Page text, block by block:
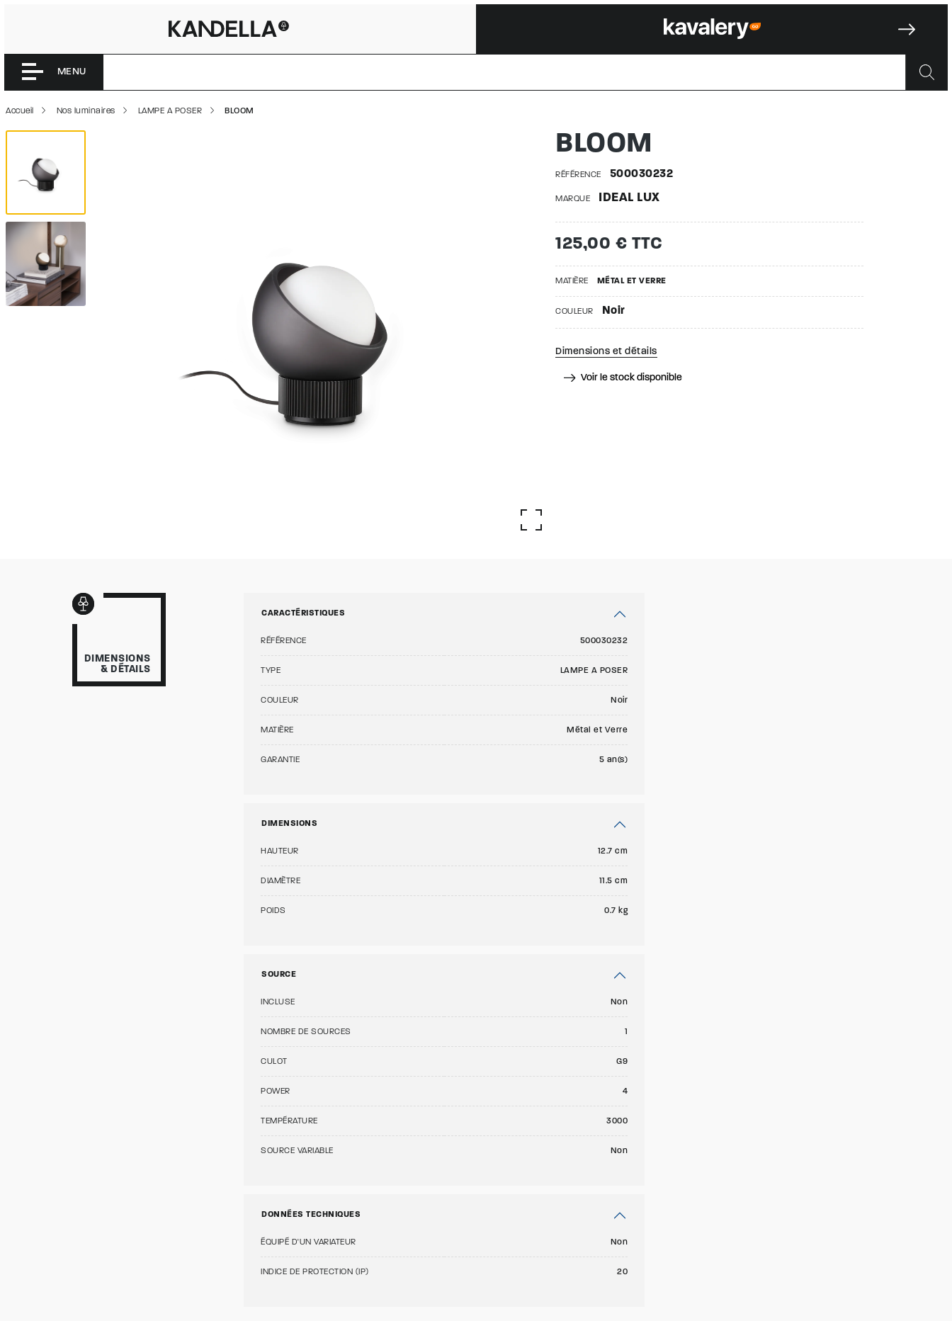
BLOOM | 500030232
MENU
Accueil Nos luminaires LAMPE A POSER BLOOM
BLOOM
RÉFÉRENCE 500030232
MARQUE IDEAL LUX
125,00 € TTC
MATIÈRE MÉTAL ET VERRE
COULEUR Noir
Dimensions et détails
Voir le stock disponible
DIMENSIONS
& DÉTAILS
CARACTÉRISTIQUES
RÉFÉRENCE 500030232
TYPE LAMPE A POSER
COULEUR Noir
MATIÈRE Métal et Verre
GARANTIE 5 an(s)
DIMENSIONS
HAUTEUR 12.7 cm
DIAMÈTRE 11.5 cm
POIDS 0.7 kg
SOURCE
INCLUSE Non
NOMBRE DE SOURCES 1
CULOT G9
POWER 4
TEMPÉRATURE 3000
SOURCE VARIABLE Non
DONNÉES TECHNIQUES
ÉQUIPÉ D'UN VARIATEUR Non
INDICE DE PROTECTION (IP) 20